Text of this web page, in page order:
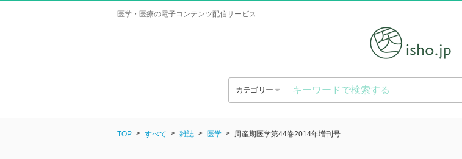
医学・医療の電子コンテンツ配信サービス
カテゴリー
TOP すべて 雑誌 医学 周産期医学第44巻2014年増刊号